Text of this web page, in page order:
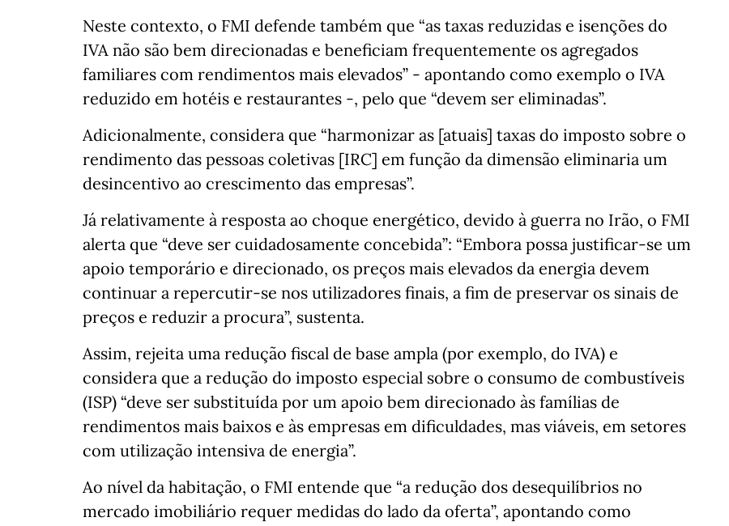
Neste contexto, o FMI defende também que “as taxas reduzidas e isenções do
IVA não são bem direcionadas e beneficiam frequentemente os agregados
familiares com rendimentos mais elevados” - apontando como exemplo o IVA
reduzido em hotéis e restaurantes -, pelo que “devem ser eliminadas”.
Adicionalmente, considera que “harmonizar as [atuais] taxas do imposto sobre o
rendimento das pessoas coletivas [IRC] em função da dimensão eliminaria um
desincentivo ao crescimento das empresas”.
Já relativamente à resposta ao choque energético, devido à guerra no Irão, o FMI
alerta que “deve ser cuidadosamente concebida”: “Embora possa justificar-se um
apoio temporário e direcionado, os preços mais elevados da energia devem
continuar a repercutir-se nos utilizadores finais, a fim de preservar os sinais de
preços e reduzir a procura”, sustenta.
Assim, rejeita uma redução fiscal de base ampla (por exemplo, do IVA) e
considera que a redução do imposto especial sobre o consumo de combustíveis
(ISP) “deve ser substituída por um apoio bem direcionado às famílias de
rendimentos mais baixos e às empresas em dificuldades, mas viáveis, em setores
com utilização intensiva de energia”.
Ao nível da habitação, o FMI entende que “a redução dos desequilíbrios no
mercado imobiliário requer medidas do lado da oferta”, apontando como